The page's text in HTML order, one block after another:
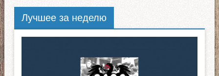
Лучшее за неделю